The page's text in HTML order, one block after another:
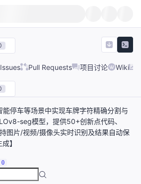
Issues Pull Requests 项目讨论 Wiki
能停车等场景中实现车牌字符精确分割与
seg模型，提供50+创新点代码、
图片/视频/摄像头实时识别及结果自动保
】
0